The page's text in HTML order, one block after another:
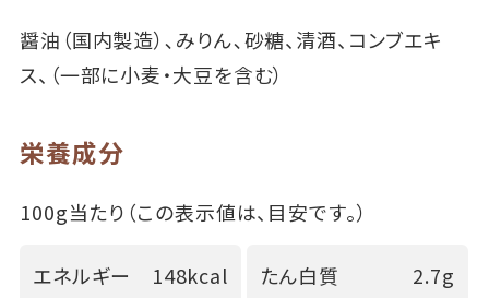
醤油（国内製造）､みりん､砂糖、清酒、コンブエキ
ス、（一部に小麦・大豆を含む）
栄養成分
100g当たり（この表示値は、目安です。）
エネルギー 148kcal たん白質 2.7g